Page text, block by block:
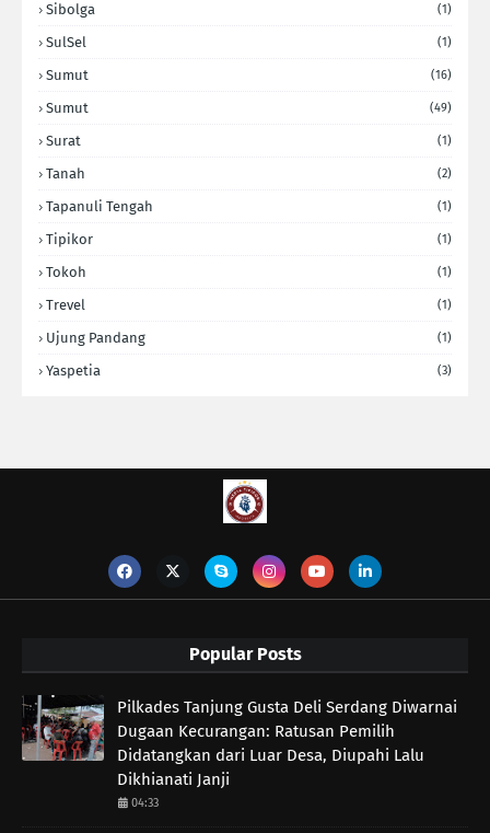
Sibolga (1)
SulSel (1)
Sumut (16)
Sumut (49)
Surat (1)
Tanah (2)
Tapanuli Tengah (1)
Tipikor (1)
Tokoh (1)
Trevel (1)
Ujung Pandang (1)
Yaspetia (3)
Popular Posts
Pilkades Tanjung Gusta Deli Serdang Diwarnai
Dugaan Kecurangan: Ratusan Pemilih
Didatangkan dari Luar Desa, Diupahi Lalu
Dikhianati Janji
04:33